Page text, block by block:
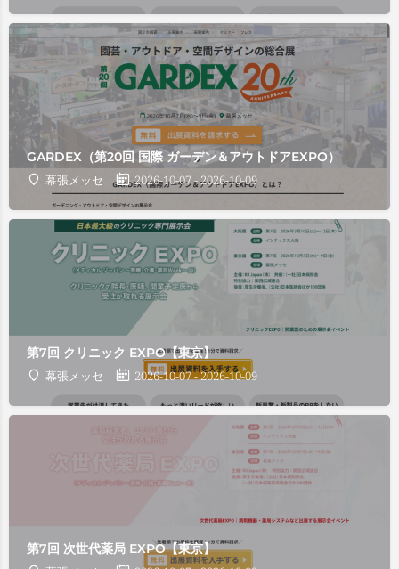
GARDEX（第20回 国際 ガーデン＆アウトドアEXPO）
幕張メッセ
2026-10-07 - 2026-10-09
第7回 クリニック EXPO【東京】
幕張メッセ
2026-10-07 - 2026-10-09
第7回 次世代薬局 EXPO【東京】